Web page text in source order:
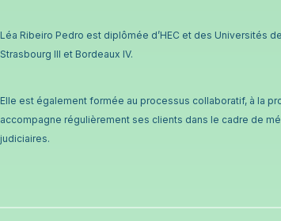
Léa Ribeiro Pedro est diplômée d’HEC et des Universités
Strasbourg III et Bordeaux IV.
Elle est également formée au processus collaboratif, à la
accompagne régulièrement ses clients dans le cadre de
judiciaires.